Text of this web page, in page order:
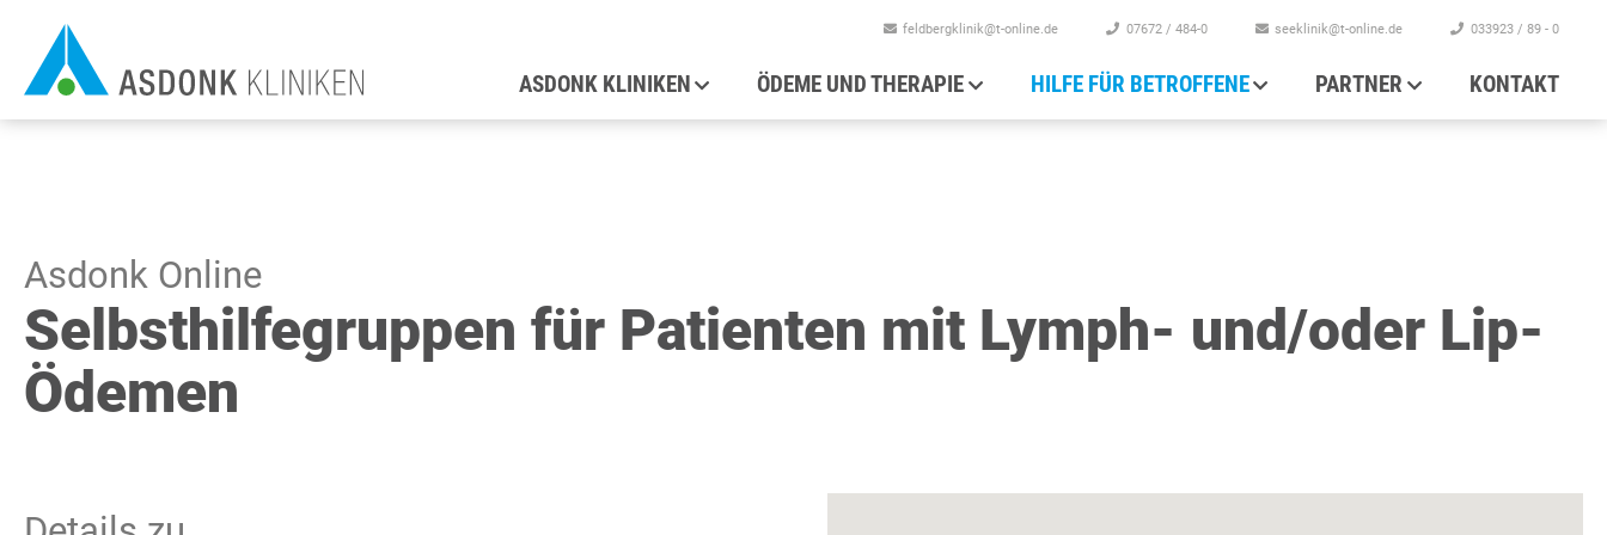
zum
Inhalt
Hauptnavigation
ASDONK KLINIKEN ÖDEME UND THERAPIE HILFE FÜR BETROFFENE PARTNER KONTAKT
feldbergklinik@t-online.de 07672 / 484-0 seeklinik@t-online.de 033923 / 89 - 0
Asdonk Online
Selbsthilfegruppen für Patienten mit Lymph- und/oder Lip-
Ödemen